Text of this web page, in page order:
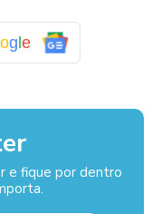
ogle
e fique por dentro